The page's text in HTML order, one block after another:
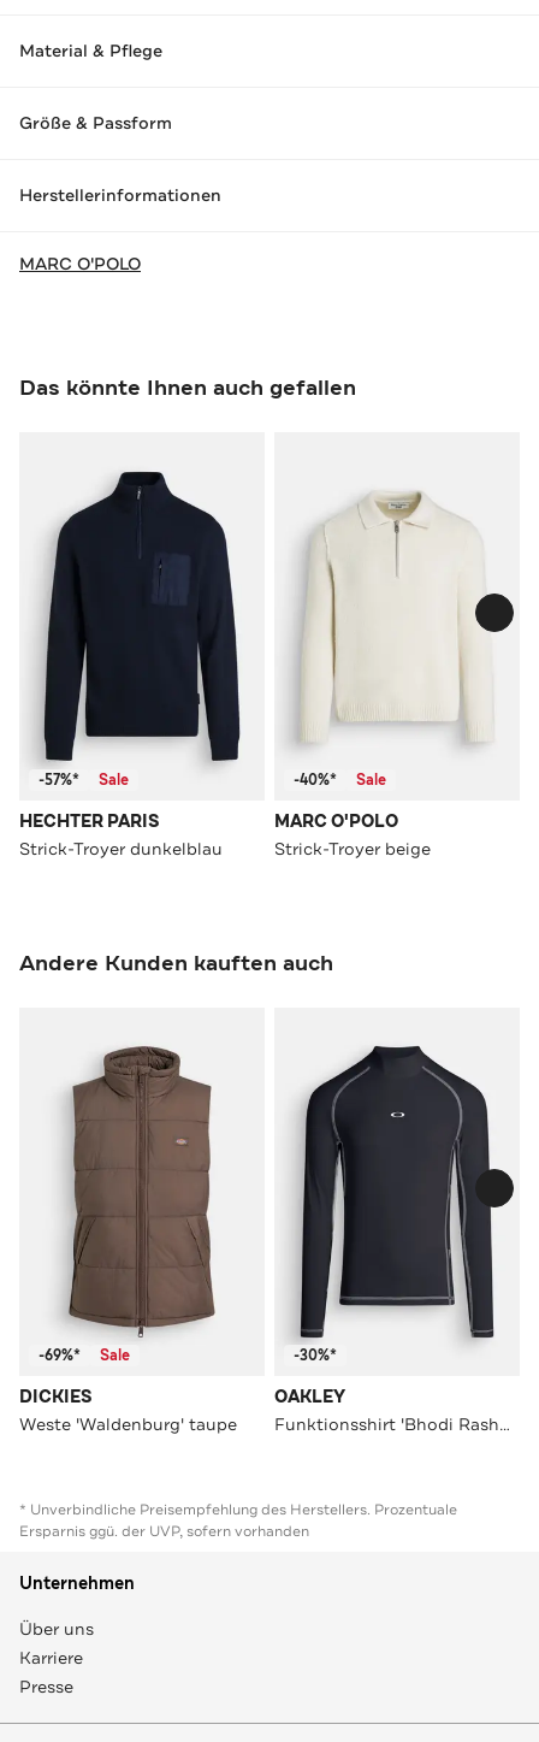
Material & Pflege
Größe & Passform
Herstellerinformationen
MARC O'POLO
Das könnte Ihnen auch gefallen
-57%* Sale
HECHTER PARIS
Strick-Troyer dunkelblau
-40%* Sale
MARC O'POLO
Strick-Troyer beige
Andere Kunden kauften auch
-69%* Sale
DICKIES
Weste 'Waldenburg' taupe
-30%*
OAKLEY
Funktionsshirt 'Bhodi Rashguard' schwarz
* Unverbindliche Preisempfehlung des Herstellers. Prozentuale
Ersparnis ggü. der UVP, sofern vorhanden
Unternehmen
Über uns
Karriere
Presse